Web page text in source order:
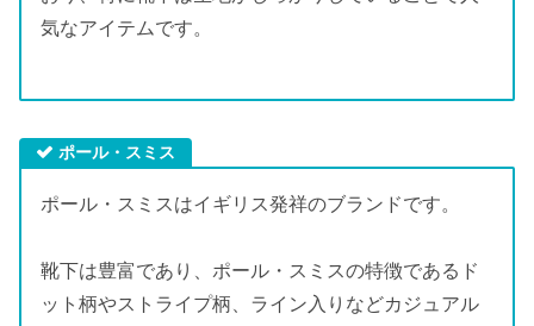
気なアイテムです。
ポール・スミス
ポール・スミスはイギリス発祥のブランドです。
靴下は豊富であり、ポール・スミスの特徴であるド
ット柄やストライプ柄、ライン入りなどカジュアル